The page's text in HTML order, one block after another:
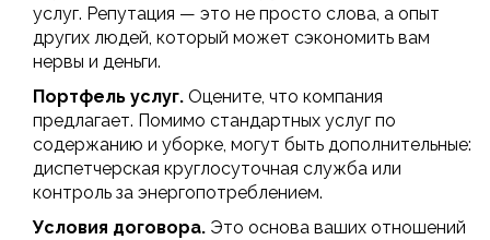
услуг. Репутация — это не просто слова, а опыт
других людей, который может сэкономить вам
нервы и деньги.
Портфель услуг. Оцените, что компания
предлагает. Помимо стандартных услуг по
содержанию и уборке, могут быть дополнительные:
диспетчерская круглосуточная служба или
контроль за энергопотреблением.
Условия договора. Это основа ваших отношений